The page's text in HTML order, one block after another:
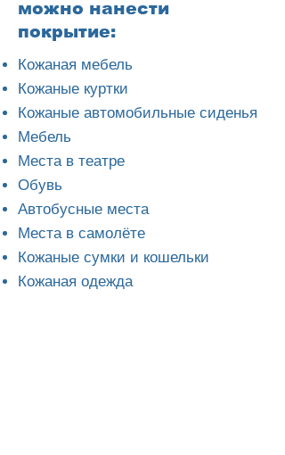
можно нанести
покрытие:
Кожаная мебель
Кожаные куртки
Кожаные автомобильные сиденья
Мебель
Места в театре
Обувь
Автобусные места
Места в самолёте
Кожаные сумки и кошельки
Кожаная одежда